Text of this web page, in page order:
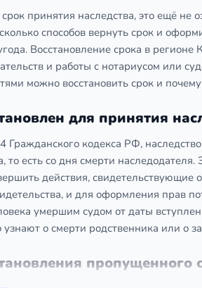
принятия наследства, это ещё не
способов вернуть срок и
Восстановление срока в
и работы с нотариусом или
можно восстановить срок и
для принятия
Гражданского кодекса РФ,
то есть со дня смерти
действия,
и для оформления прав
умершим судом от даты
о смерти родственника или о
пропущенного